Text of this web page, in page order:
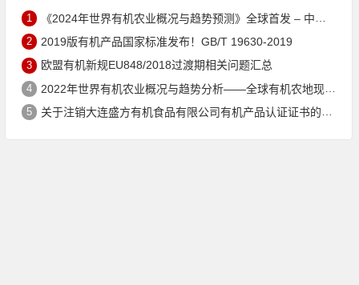
1 《2024年世界有机农业概况与趋势预测》全球首发 – 中国有机市场规模跻身世界第三
2 2019版有机产品国家标准发布！GB/T 19630-2019
3 欧盟有机新规EU848/2018过渡期相关问题汇总
4 2022年世界有机农业概况与趋势分析——全球有机农地现状与有机食品（含饮料）市场
5 关于注销大连盛方有机食品有限公司有机产品认证证书的公告